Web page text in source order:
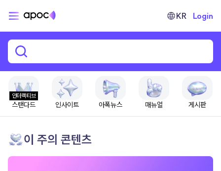
KR Login
인터랙티브
스탠다드 인사이트 매뉴얼
아폭뉴스 게시판
이 주의 콘텐츠